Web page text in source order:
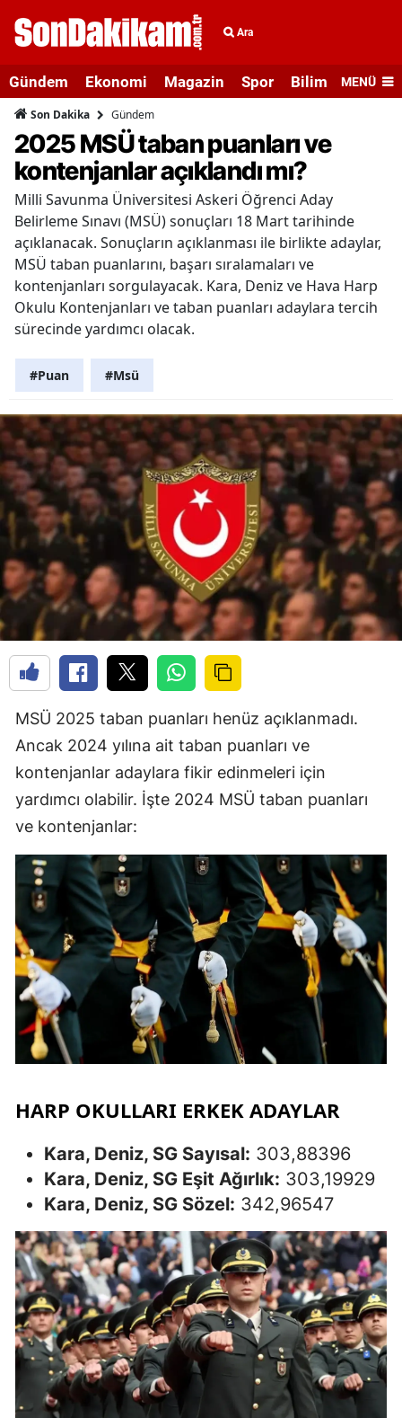
Ara
Gündem Ekonomi Magazin Spor Bilim veMENÜ
Son Dakika Gündem
2025 MSÜ taban puanları ve
kontenjanlar açıklandı mı?
Milli Savunma Üniversitesi Askeri Öğrenci Aday
Belirleme Sınavı (MSÜ) sonuçları 18 Mart tarihinde
açıklanacak. Sonuçların açıklanması ile birlikte adaylar,
MSÜ taban puanlarını, başarı sıralamaları ve
kontenjanları sorgulayacak. Kara, Deniz ve Hava Harp
Okulu Kontenjanları ve taban puanları adaylara tercih
sürecinde yardımcı olacak.
#Puan #Msü
MSÜ 2025 taban puanları henüz açıklanmadı.
Ancak 2024 yılına ait taban puanları ve
kontenjanlar adaylara fikir edinmeleri için
yardımcı olabilir. İşte 2024 MSÜ taban puanları
ve kontenjanlar:
HARP OKULLARI ERKEK ADAYLAR
Kara, Deniz, SG Sayısal: 303,88396
Kara, Deniz, SG Eşit Ağırlık: 303,19929
Kara, Deniz, SG Sözel: 342,96547